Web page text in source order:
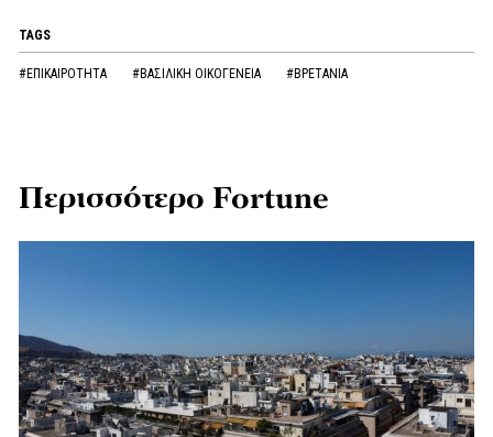
TAGS
#ΕΠΙΚΑΙΡΟΤΗΤΑ #ΒΑΣΙΛΙΚΗ ΟΙΚΟΓΕΝΕΙΑ #ΒΡΕΤΑΝΙΑ
Περισσότερο Fortune